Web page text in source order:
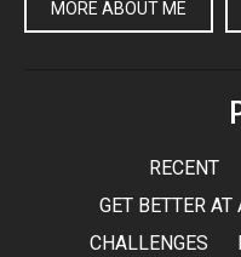
MORE ABOUT ME
RECENT
GET BETTER AT
CHALLENGES